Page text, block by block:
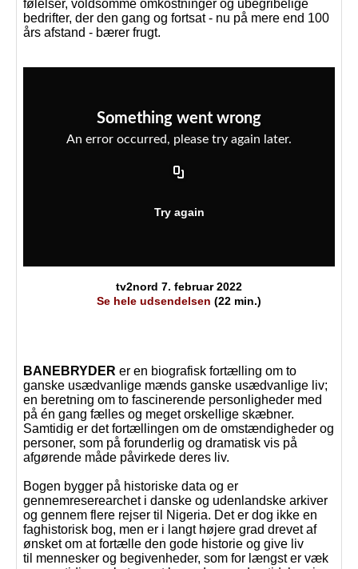
følelser, voldsomme omkostninger og ubegribelige
bedrifter, der den gang og fortsat - nu på mere end 100
års afstand - bærer frugt.
tv2nord 7. februar 2022
Se hele udsendelsen (22 min.)
BANEBRYDER er en biografisk fortælling om to
ganske usædvanlige mænds ganske usædvanlige liv;
en beretning om to fascinerende personligheder med
på én gang fælles og meget orskellige skæbner.
Samtidig er det fortællingen om de omstændigheder og
personer, som på forunderlig og dramatisk vis på
afgørende måde påvirkede deres liv.
Bogen bygger på historiske data og er
gennemreserearchet i danske og udenlandske arkiver
og gennem flere rejser til Nigeria. Det er dog ikke en
faghistorisk bog, men er i langt højere grad drevet af
ønsket om at fortælle den gode historie og give liv
til mennesker og begivenheder, som for længst er væk